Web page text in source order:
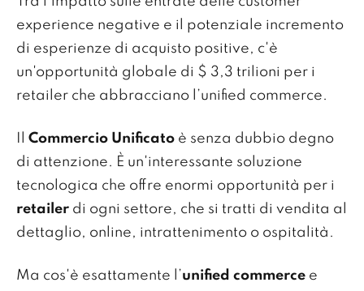
experience negative e il potenziale incremento
di esperienze di acquisto positive, c'è
un'opportunità globale di $ 3,3 trilioni per i
retailer che abbracciano l’unified commerce.
Commercio Unificato è senza dubbio degno
di attenzione. È un'interessante soluzione
tecnologica che offre enormi opportunità per i
retailer di ogni settore, che si tratti di vendita al
dettaglio, online, intrattenimento o ospitalità.
Ma cos'è esattamente l’unified commerce e